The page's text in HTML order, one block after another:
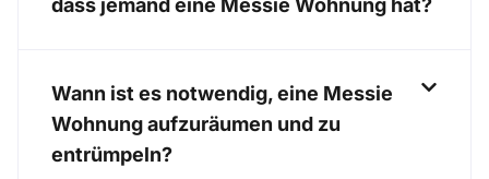
Wann ist es notwendig, eine Messie
Wohnung aufzuräumen und zu
entrümpeln?